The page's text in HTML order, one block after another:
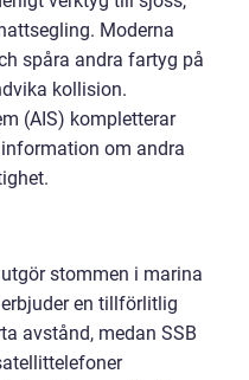
Moderna
spåra andra fartyg på
kollision.
(AIS) kompletterar
om andra
stommen i marina
en tillförlitlig
avstånd, medan SSB